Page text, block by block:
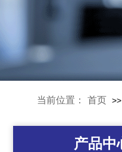
当前位置： 首页 >>
产品中